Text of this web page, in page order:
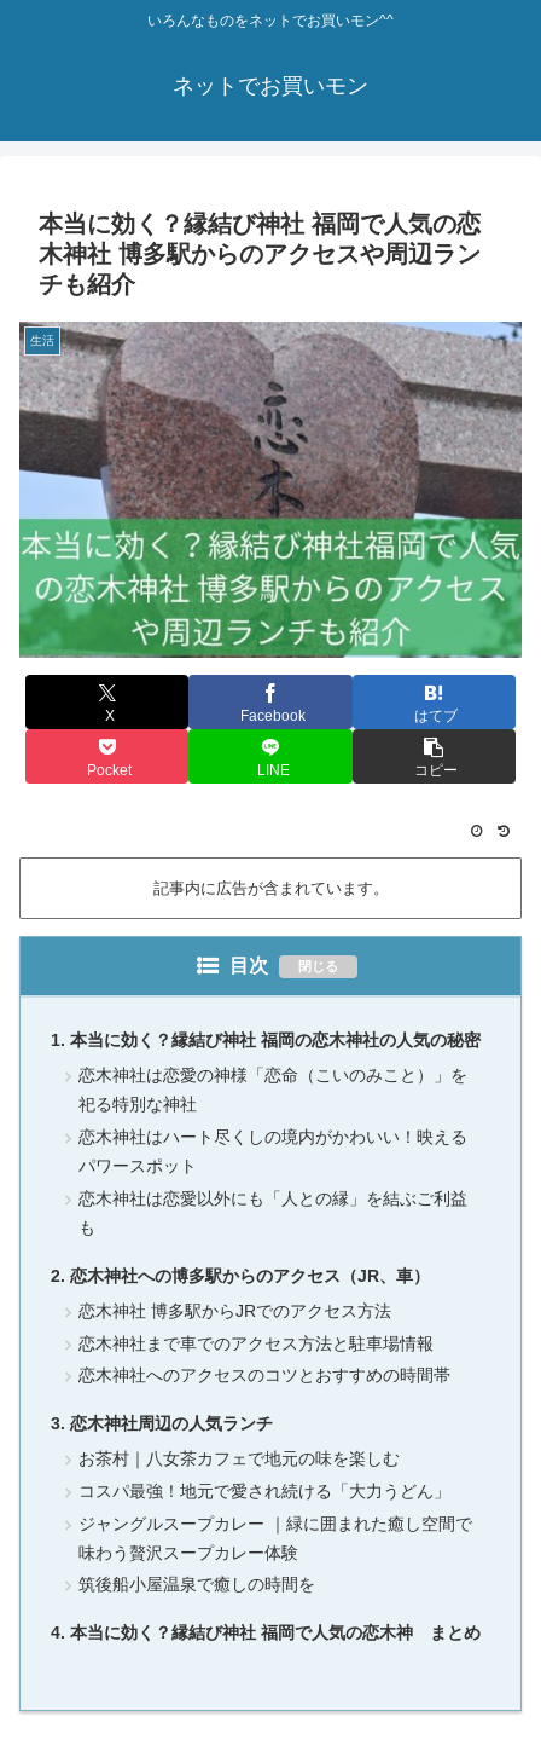
いろんなものをネットでお買いモン^^
ネットでお買いモン
本当に効く？縁結び神社 福岡で人気の恋
木神社 博多駅からのアクセスや周辺ラン
チも紹介
生活
X Facebook はてブ
Pocket LINE コピー
記事内に広告が含まれています。
目次
本当に効く？縁結び神社 福岡の恋木神社の人気の秘密
恋木神社は恋愛の神様「恋命（こいのみこと）」を
祀る特別な神社
恋木神社はハート尽くしの境内がかわいい！映える
パワースポット
恋木神社は恋愛以外にも「人との縁」を結ぶご利益
も
恋木神社への博多駅からのアクセス（JR、車）
恋木神社 博多駅からJRでのアクセス方法
恋木神社まで車でのアクセス方法と駐車場情報
恋木神社へのアクセスのコツとおすすめの時間帯
恋木神社周辺の人気ランチ
お茶村｜八女茶カフェで地元の味を楽しむ
コスパ最強！地元で愛され続ける「大力うどん」
ジャングルスープカレー ｜緑に囲まれた癒し空間で
味わう贅沢スープカレー体験
筑後船小屋温泉で癒しの時間を
本当に効く？縁結び神社 福岡で人気の恋木神 まとめ